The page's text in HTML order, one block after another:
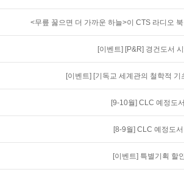
<무릎 꿇으면 더 가까운 하늘>이 CTS 라디오
[이벤트] [P&R] 경건도서
[이벤트] [기독교 세계관의 철학적 기
[9-10월] CLC 예정도서
[8-9월] CLC 예정도서
[이벤트] 특별기획 할